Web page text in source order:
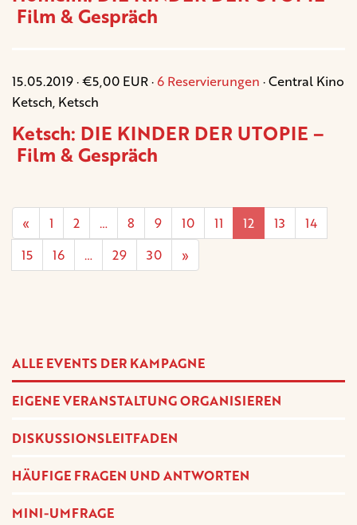
Film & Gespräch
15.05.2019 · €5,00 EUR ·6 Reservierungen · Central Kino
Ketsch, Ketsch
Ketsch: DIE KINDER DER UTOPIE –
Film & Gespräch
« 1 2 … 8 9 10 11 12 13
14
15
16 … 29 30 »
ALLE EVENTS DER KAMPAGNE
EIGENE VERANSTALTUNG ORGANISIEREN
DISKUSSIONSLEITFADEN
HÄUFIGE FRAGEN UND ANTWORTEN
MINI-UMFRAGE